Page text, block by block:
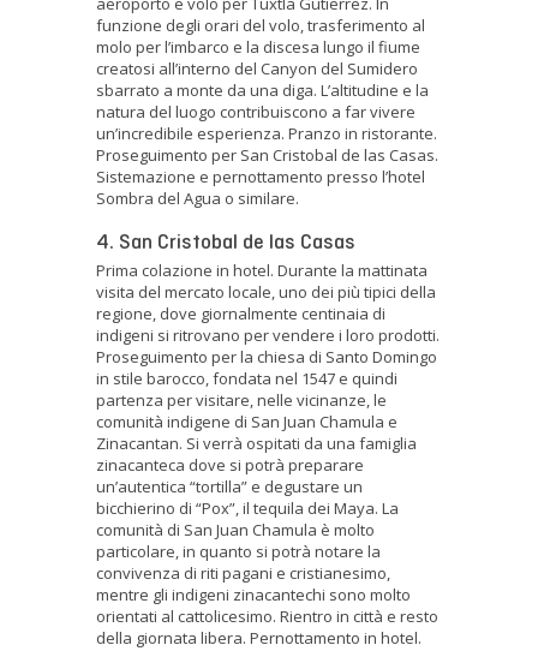
funzione degli orari del volo, trasferimento al
molo per l’imbarco e la discesa lungo il fiume
creatosi all’interno del Canyon del Sumidero
sbarrato a monte da una diga. L’altitudine e la
natura del luogo contribuiscono a far vivere
un’incredibile esperienza. Pranzo in ristorante.
Proseguimento per San Cristobal de las Casas.
Sistemazione e pernottamento presso l’hotel
Sombra del Agua o similare.
4. San Cristobal de las Casas
Prima colazione in hotel. Durante la mattinata
visita del mercato locale, uno dei più tipici della
regione, dove giornalmente centinaia di
indigeni si ritrovano per vendere i loro prodotti.
Proseguimento per la chiesa di Santo Domingo
in stile barocco, fondata nel 1547 e quindi
partenza per visitare, nelle vicinanze, le
comunità indigene di San Juan Chamula e
Zinacantan. Si verrà ospitati da una famiglia
zinacanteca dove si potrà preparare
un’autentica “tortilla” e degustare un
bicchierino di “Pox”, il tequila dei Maya. La
comunità di San Juan Chamula è molto
particolare, in quanto si potrà notare la
convivenza di riti pagani e cristianesimo,
mentre gli indigeni zinacantechi sono molto
orientati al cattolicesimo. Rientro in città e resto
della giornata libera. Pernottamento in hotel.